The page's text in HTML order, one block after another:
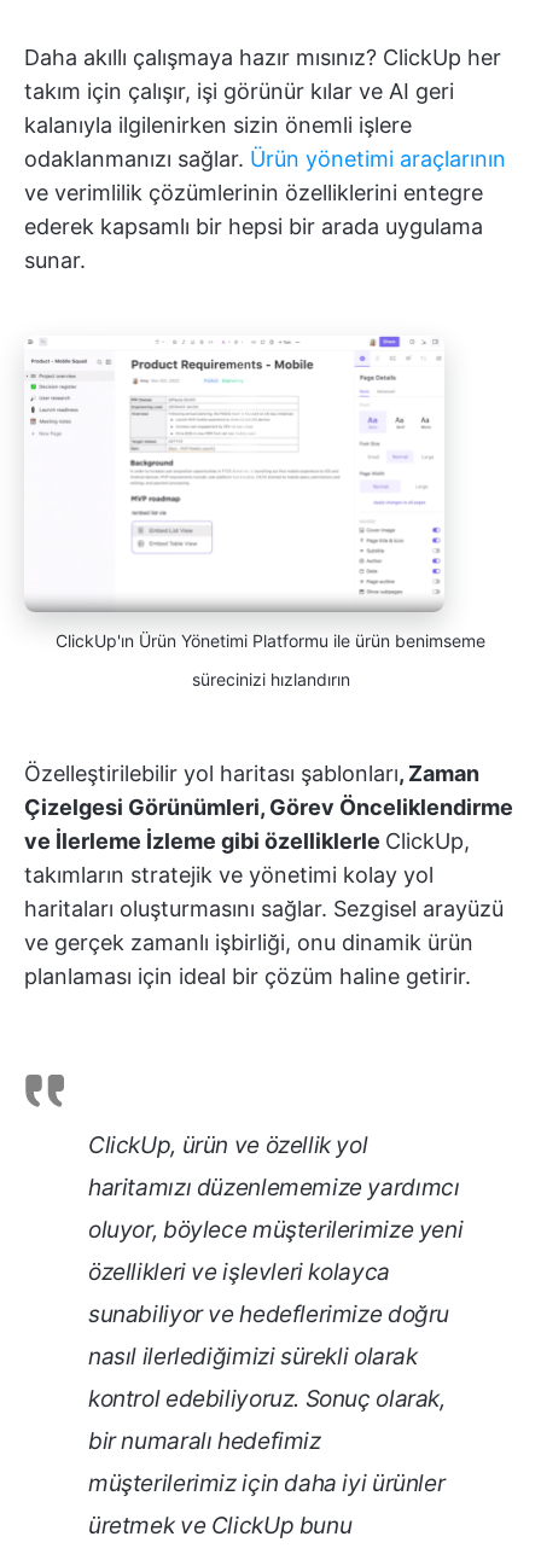
Daha akıllı çalışmaya hazır mısınız? ClickUp her
takım için çalışır, işi görünür kılar ve AI geri
kalanıyla ilgilenirken sizin önemli işlere
odaklanmanızı sağlar. Ürün yönetimi araçlarının
ve verimlilik çözümlerinin özelliklerini entegre
ederek kapsamlı bir hepsi bir arada uygulama
sunar.
ClickUp'ın Ürün Yönetimi Platformu ile ürün benimseme
sürecinizi hızlandırın
Özelleştirilebilir yol haritası şablonları, Zaman
Çizelgesi Görünümleri, Görev Önceliklendirme
ve İlerleme İzleme gibi özelliklerle ClickUp,
takımların stratejik ve yönetimi kolay yol
haritaları oluşturmasını sağlar. Sezgisel arayüzü
ve gerçek zamanlı işbirliği, onu dinamik ürün
planlaması için ideal bir çözüm haline getirir.
ClickUp, ürün ve özellik yol
haritamızı düzenlememize yardımcı
oluyor, böylece müşterilerimize yeni
özellikleri ve işlevleri kolayca
sunabiliyor ve hedeflerimize doğru
nasıl ilerlediğimizi sürekli olarak
kontrol edebiliyoruz. Sonuç olarak,
bir numaralı hedefimiz
müşterilerimiz için daha iyi ürünler
üretmek ve ClickUp bunu